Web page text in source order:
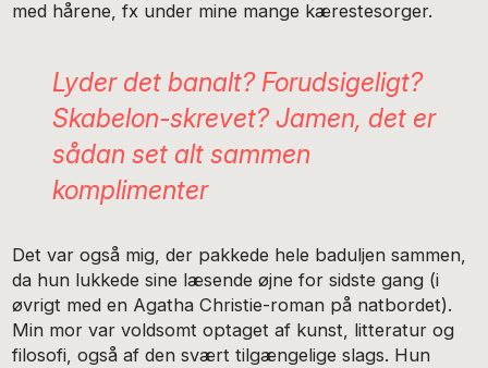
med hårene, fx under mine mange kærestesorger.
Lyder det banalt? Forudsigeligt?
Skabelon-skrevet? Jamen, det er
sådan set alt sammen
komplimenter
Det var også mig, der pakkede hele baduljen sammen,
da hun lukkede sine læsende øjne for sidste gang (i
øvrigt med en Agatha Christie-roman på natbordet).
Min mor var voldsomt optaget af kunst, litteratur og
filosofi, også af den svært tilgængelige slags. Hun